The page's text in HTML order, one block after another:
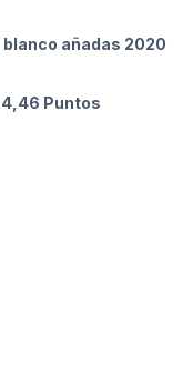
blanco añadas 2020
Puntos